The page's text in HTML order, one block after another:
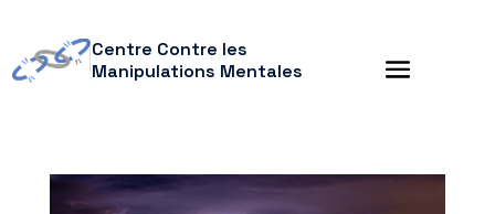
Centre Contre les
Manipulations Mentales